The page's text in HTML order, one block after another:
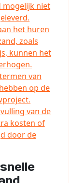
mogelijk niet
het huren
zoals
kunnen het
van
op de
van de
kosten of
door de